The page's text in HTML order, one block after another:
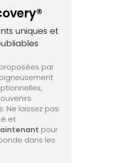
uniques et
par
Ne laissez pas
et
pour
dans les